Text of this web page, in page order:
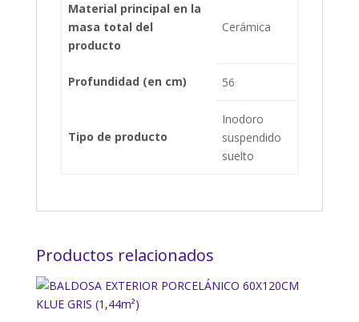
Material principal en la
masa total del
producto
Cerámica
Profundidad (en cm) 56
Tipo de producto
Inodoro
suspendido
suelto
Productos relacionados